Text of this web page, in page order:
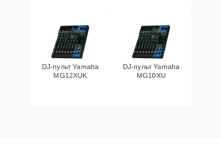
DJ-пульт Yamaha
MG12XUK
DJ-пульт Yamaha
MG10XU